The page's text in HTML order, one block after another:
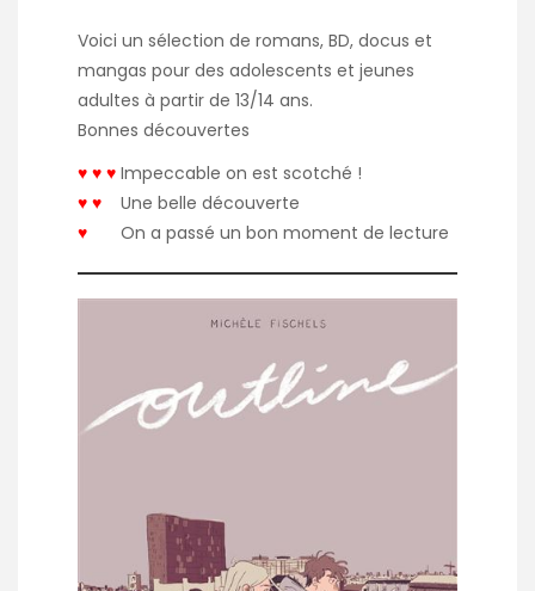
Voici un sélection de romans, BD, docus et
mangas pour des adolescents et jeunes
adultes à partir de 13/14 ans.
Bonnes découvertes
♥ ♥ ♥ Impeccable on est scotché !
♥ ♥ Une belle découverte
♥ On a passé un bon moment de lecture